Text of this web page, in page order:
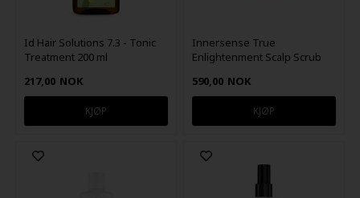
Id Hair Solutions 7.3 - Tonic
Treatment 200 ml
217,00 NOK
Innersense True
Enlightenment Scalp Scrub
590,00 NOK